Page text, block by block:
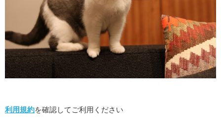
利用規約を確認してご利用ください